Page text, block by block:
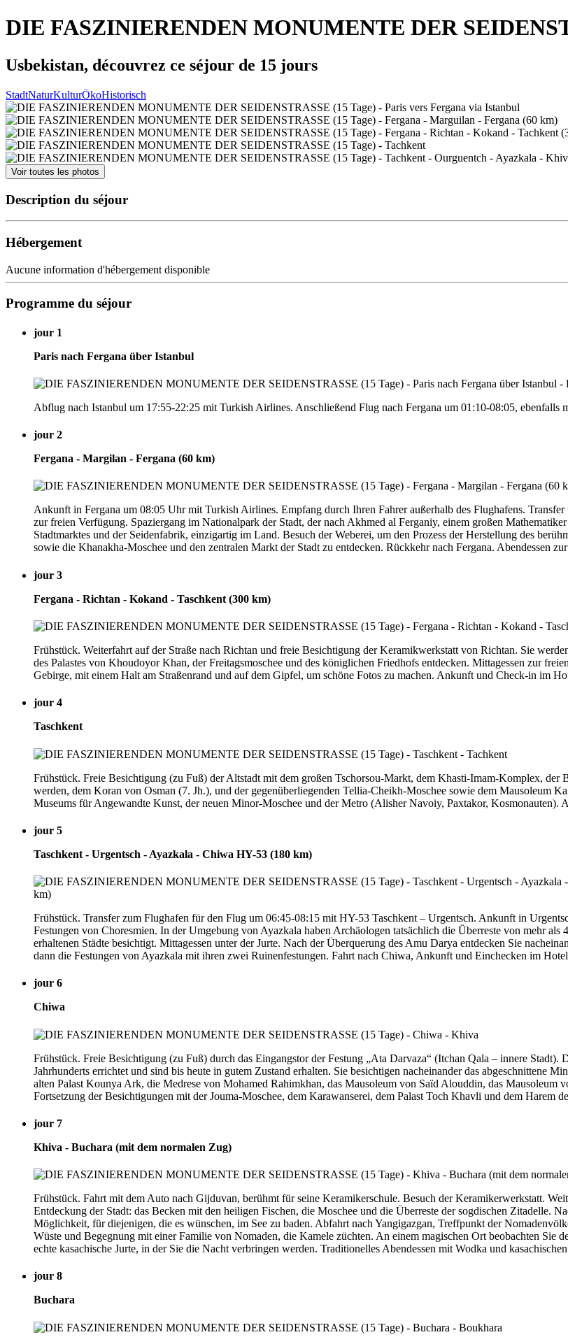
DIE FASZINIERENDEN MONUMENTE DER
Usbekistan, découvrez ce séjour de 15 jours
StadtNaturKulturÖkoHistorisch
Voir toutes les photos
Description du séjour
Hébergement
Aucune information d'hébergement disponible
Programme du séjour
jour 1
Paris nach Fergana über Istanbul
Abflug nach Istanbul um 17:55-22:25 mit Turkish Airlines. Anschließend Flug nach Fergana um 01:10-08:05, ebenfalls
jour 2
Fergana - Margilan - Fergana (60 km)
Ankunft in Fergana um 08:05 Uhr mit Turkish Airlines. Empfang durch Ihren Fahrer außerhalb des Flughafens.
zur freien Verfügung. Spaziergang im Nationalpark der Stadt, der nach Akhmed al Ferganiy, einem großen
Stadtmarktes und der Seidenfabrik, einzigartig im Land. Besuch der Weberei, um den Prozess der Herstellung des
sowie die Khanakha-Moschee und den zentralen Markt der Stadt zu entdecken. Rückkehr nach Fergana. Abendessen
jour 3
Fergana - Richtan - Kokand - Taschkent (300 km)
Frühstück. Weiterfahrt auf der Straße nach Richtan und freie Besichtigung der Keramikwerkstatt von Richtan. Sie
des Palastes von Khoudoyor Khan, der Freitagsmoschee und des königlichen Friedhofs entdecken. Mittagessen zur
Gebirge, mit einem Halt am Straßenrand und auf dem Gipfel, um schöne Fotos zu machen. Ankunft und Check-in im
jour 4
Taschkent
Frühstück. Freie Besichtigung (zu Fuß) der Altstadt mit dem großen Tschorsou-Markt, dem Khasti-Imam-Komplex,
werden, dem Koran von Osman (7. Jh.), und der gegenüberliegenden Tellia-Cheikh-Moschee sowie dem Mausoleum
Museums für Angewandte Kunst, der neuen Minor-Moschee und der Metro (Alisher Navoiy, Paxtakor, Kosmonauten).
jour 5
Taschkent - Urgentsch - Ayazkala - Chiwa HY-53 (180 km)
Frühstück. Transfer zum Flughafen für den Flug um 06:45-08:15 mit HY-53 Taschkent – Urgentsch. Ankunft in
Festungen von Choresmien. In der Umgebung von Ayazkala haben Archäologen tatsächlich die Überreste von mehr als
erhaltenen Städte besichtigt. Mittagessen unter der Jurte. Nach der Überquerung des Amu Darya entdecken Sie
dann die Festungen von Ayazkala mit ihren zwei Ruinenfestungen. Fahrt nach Chiwa, Ankunft und Einchecken im
jour 6
Chiwa
Frühstück. Freie Besichtigung (zu Fuß) durch das Eingangstor der Festung „Ata Darvaza“ (Itchan Qala – innere
Jahrhunderts errichtet und sind bis heute in gutem Zustand erhalten. Sie besichtigen nacheinander das abgeschnittene
alten Palast Kounya Ark, die Medrese von Mohamed Rahimkhan, das Mausoleum von Saïd Alouddin, das Mausoleum
Fortsetzung der Besichtigungen mit der Jouma-Moschee, dem Karawanserei, dem Palast Toch Khavli und dem Harem
jour 7
Khiva - Buchara (mit dem normalen Zug)
Frühstück. Fahrt mit dem Auto nach Gijduvan, berühmt für seine Keramikerschule. Besuch der Keramikerwerkstatt.
Entdeckung der Stadt: das Becken mit den heiligen Fischen, die Moschee und die Überreste der sogdischen Zitadelle.
Möglichkeit, für diejenigen, die es wünschen, im See zu baden. Abfahrt nach Yangigazgan, Treffpunkt der
Wüste und Begegnung mit einer Familie von Nomaden, die Kamele züchten. An einem magischen Ort beobachten Sie
echte kasachische Jurte, in der Sie die Nacht verbringen werden. Traditionelles Abendessen mit Wodka und
jour 8
Buchara